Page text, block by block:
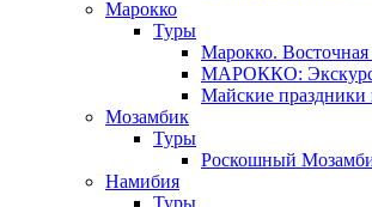
Марокко
Туры
Марокко. Восточная
МАРОККО:
Майские праздники
Мозамбик
Туры
Роскошный
Намибия
Туры